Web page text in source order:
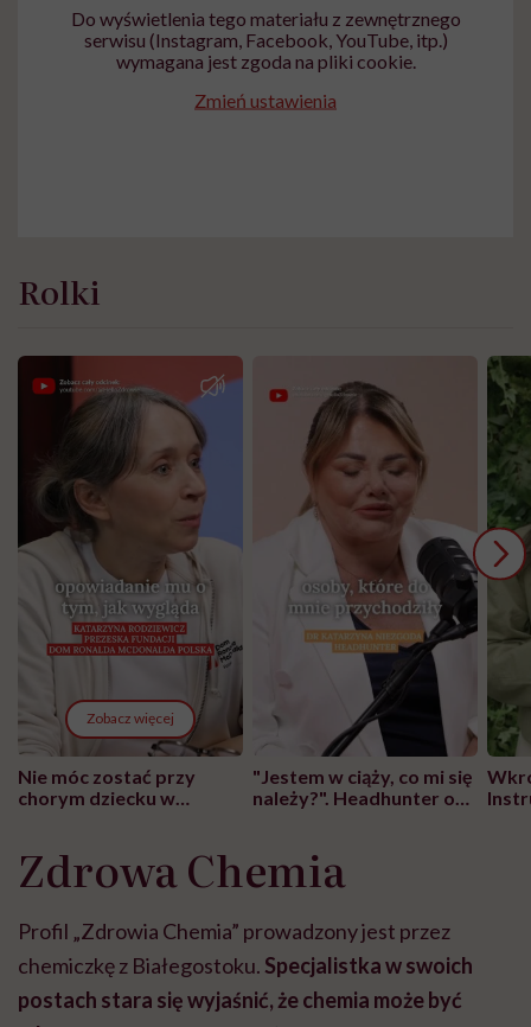
Do wyświetlenia tego materiału z zewnętrznego
serwisu (Instagram, Facebook, YouTube, itp.)
wymagana jest zgoda na pliki cookie.
Zmień ustawienia
Rolki
Zobacz więcej
Nie móc zostać przy
chorym dziecku w
może chyba tylko
głupota i brak
"Jestem w ciąży, co mi się
należy?". Headhunter o
pracy
Zdrowa Chemia
Profil „Zdrowia Chemia” prowadzony jest przez
chemiczkę z Białegostoku. Specjalistka w swoich
postach stara się wyjaśnić, że chemia może być